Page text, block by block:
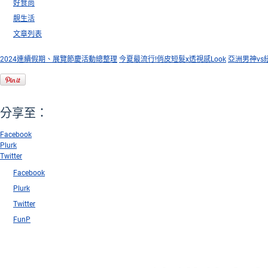
好食尚
靚生活
文章列表
2024連續假期、展覽節慶活動總整理 今夏最流行!俏皮短髮x透視感Look 亞洲男神vs
分享至：
Facebook
Plurk
Twitter
Facebook
Plurk
Twitter
FunP